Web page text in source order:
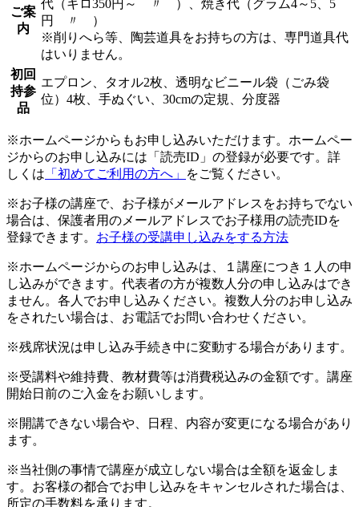
ご案
内
代（キロ350円～ 〃 ）、焼き代（グラム4～5、5
円 〃 ）
※削りへら等、陶芸道具をお持ちの方は、専門道具代
はいりません。
初回
持参
品
エプロン、タオル2枚、透明なビニール袋（ごみ袋
位）4枚、手ぬぐい、30cmの定規、分度器
※ホームページからもお申し込みいただけます。ホームペー
ジからのお申し込みには「読売ID」の登録が必要です。詳
しくは 「初めてご利用の方へ」 をご覧ください。
※お子様の講座で、お子様がメールアドレスをお持ちでない
場合は、保護者用のメールアドレスでお子様用の読売IDを
登録できます。 お子様の受講申し込みをする方法
※ホームページからのお申し込みは、１講座につき１人の申
し込みができます。代表者の方が複数人分の申し込みはでき
ません。各人でお申し込みください。複数人分のお申し込み
をされたい場合は、お電話でお問い合わせください。
※残席状況は申し込み手続き中に変動する場合があります。
※受講料や維持費、教材費等は消費税込みの金額です。講座
開始日前のご入金をお願いします。
※開講できない場合や、日程、内容が変更になる場合があり
ます。
※当社側の事情で講座が成立しない場合は全額を返金しま
す。お客様の都合でお申し込みをキャンセルされた場合は、
所定の手数料を承ります。